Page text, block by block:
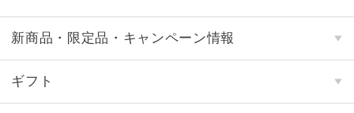
新商品・限定品・キャンペーン情報
ギフト